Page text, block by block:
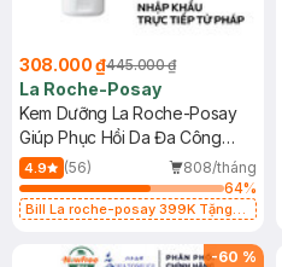
308.000 ₫445.000 ₫
La Roche-Posay
Kem Dưỡng La Roche-Posay
Giúp Phục Hồi Da Đa Công
Dụng 40ml
4.9 (56)
808/tháng
64%
Bill La roche-posay 399K Tặng
(SL có hạn)
-60 %